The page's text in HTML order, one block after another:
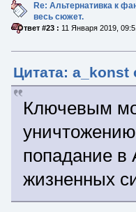
Re: Альтернативка к
весь сюжет.
«Ответ #23 : 11 Января 2019,
Цитата: a_konst
Ключевым
попадание в
жизненных